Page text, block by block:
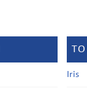
Iris